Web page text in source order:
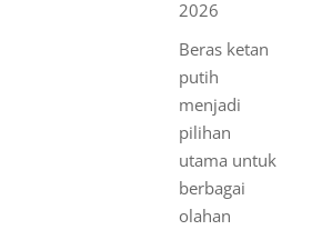
2026
Beras ketan
putih
menjadi
pilihan
utama untuk
berbagai
olahan